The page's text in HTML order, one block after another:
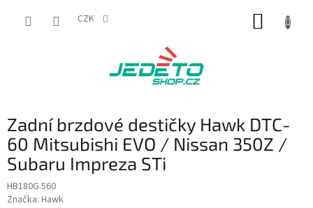
CZK
Zadní brzdové destičky Hawk DTC-
60 Mitsubishi EVO / Nissan 350Z /
Subaru Impreza STi
HB180G.560
Značka: Hawk